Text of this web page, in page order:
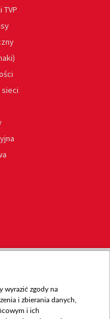
sieci
wyrazić zgody na
i zbierania danych,
i ich